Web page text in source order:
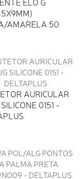
AMARELA 50
AURICULAR
0151 -